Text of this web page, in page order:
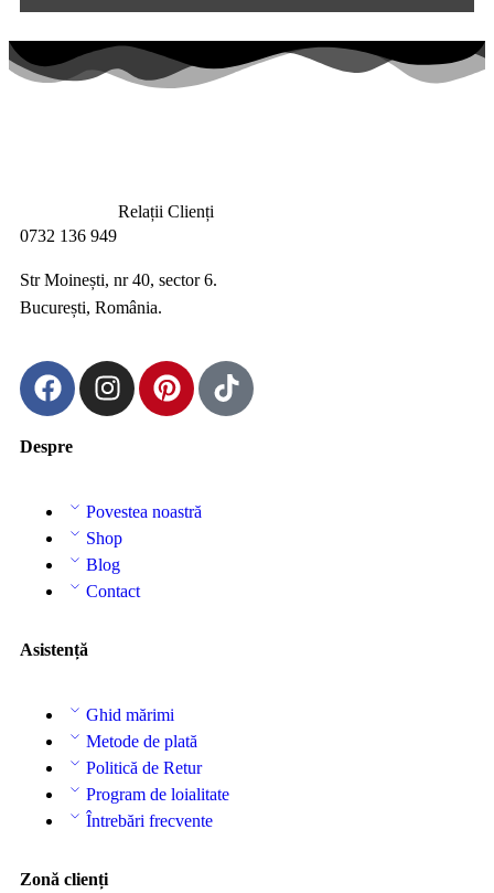
Relații Clienți
0732 136 949
Str Moinești, nr 40, sector 6.
București, România.
Despre
Povestea noastră
Shop
Blog
Contact
Asistență
Ghid mărimi
Metode de plată
Politică de Retur
Program de loialitate
Întrebări frecvente
Zonă clienți